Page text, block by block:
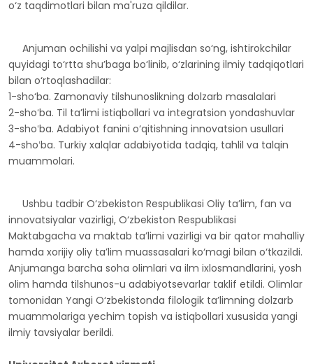
quyidagi to‘rtta shu’baga bo‘linib, o‘zlarining ilmiy tadqiqotlari
bilan o‘rtoqlashadilar:
1-sho‘ba. Zamonaviy tilshunoslikning dolzarb masalalari
2-shoʻba. Til ta’limi istiqbollari va integratsion yondashuvlar
3-shoʻba. Adabiyot fanini o‘qitishning innovatsion usullari
4-shoʻba. Turkiy xalqlar adabiyotida tadqiq, tahlil va talqin
muammolari.
innovatsiyalar vazirligi, O‘zbekiston Respublikasi
Maktabgacha va maktab ta’limi vazirligi va bir qator mahalliy
hamda xorijiy oliy ta’lim muassasalari ko‘magi bilan o‘tkazildi.
Anjumanga barcha soha olimlari va ilm ixlosmandlarini, yosh
olim hamda tilshunos-u adabiyotsevarlar taklif etildi. Olimlar
tomonidan Yangi O‘zbekistonda filologik ta’limning dolzarb
muammolariga yechim topish va istiqbollari xususida yangi
ilmiy tavsiyalar berildi.